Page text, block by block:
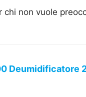
non vuole
Deumidificatore